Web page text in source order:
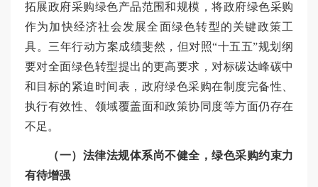
拓展政府采购绿色产品范围和规模，将政府绿色采购
作为加快经济社会发展全面绿色转型的关键政策工
具。三年行动方案成绩斐然，但对照“十五五”规划纲
要对全面绿色转型提出的更高要求，对标碳达峰碳中
和目标的紧迫时间表，政府绿色采购在制度完备性、
执行有效性、领域覆盖面和政策协同度等方面仍存在
不足。
（一）法律法规体系尚不健全，绿色采购约束力
有待增强